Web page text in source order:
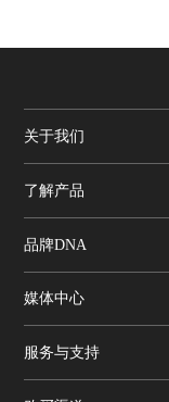
关于我们
了解产品
品牌DNA
媒体中心
服务与支持